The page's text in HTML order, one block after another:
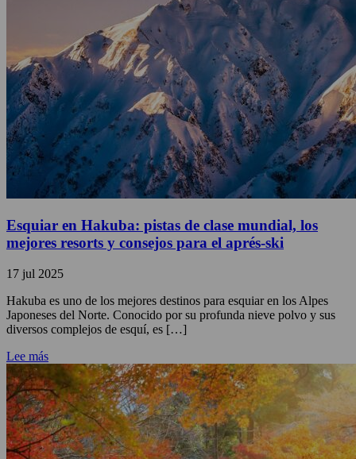
Esquiar en Hakuba: pistas de clase mundial, los
mejores resorts y consejos para el aprés-ski
17 jul 2025
Hakuba es uno de los mejores destinos para esquiar en los Alpes
Japoneses del Norte. Conocido por su profunda nieve polvo y sus
diversos complejos de esquí, es […]
Lee más